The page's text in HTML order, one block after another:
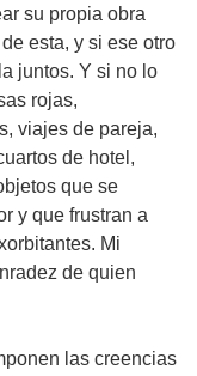
su propia obra
esta, y si ese otro
juntos. Y si no lo
rojas,
viajes de pareja,
de hotel,
que se
y que frustran a
Mi
de quien
las creencias